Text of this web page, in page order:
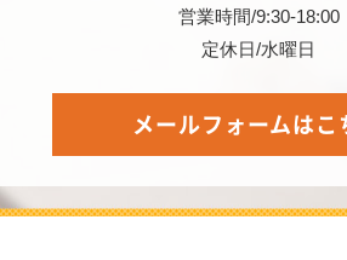
営業時間/9:30-18:00
定休日/水曜日
メールフォームはこ